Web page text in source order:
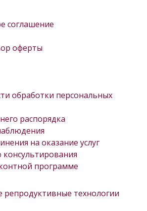
соглашение
оферты
обработки персональных
распорядка
на оказание услуг
консультирования
программе
репродуктивные технологии